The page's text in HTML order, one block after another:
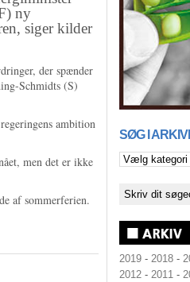
ny
siger kilder
der spænder
Schmidts (S)
ambition
men det er ikke
af sommerferien.
SØG I
2019 - 2018 -
2012 - 2011 -